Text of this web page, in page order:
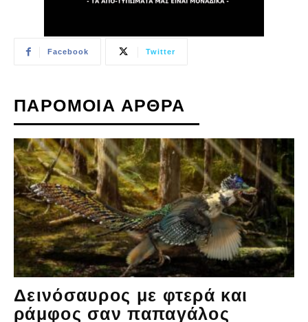
Facebook Twitter
ΠΑΡΟΜΟΙΑ ΑΡΘΡΑ
Δεινόσαυρος με φτερά και
ράμφος σαν παπαγάλος